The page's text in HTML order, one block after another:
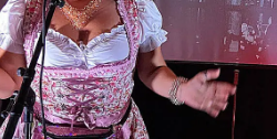
Projekte
About
Tickets